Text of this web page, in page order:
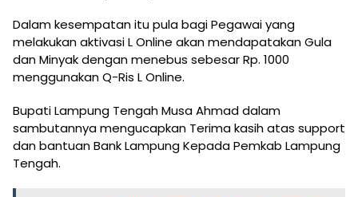
Dalam kesempatan itu pula bagi Pegawai yang
melakukan aktivasi L Online akan mendapatakan Gula
dan Minyak dengan menebus sebesar Rp. 1000
menggunakan Q-Ris L Online.
Bupati Lampung Tengah Musa Ahmad dalam
sambutannya mengucapkan Terima kasih atas support
dan bantuan Bank Lampung Kepada Pemkab Lampung
Tengah.